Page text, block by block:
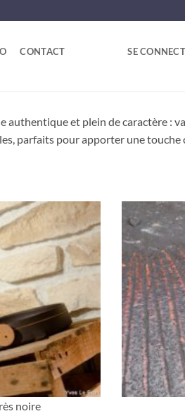
CONTACT SE
authentique et plein de caractère :
parfaits pour apporter une touche
noire